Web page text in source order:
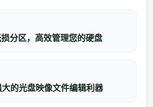
分区，高效管理您的硬盘
的光盘映像文件编辑利器